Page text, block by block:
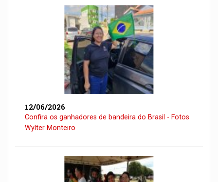
12/06/2026
Confira os ganhadores de bandeira do Brasil - Fotos
Wylter Monteiro